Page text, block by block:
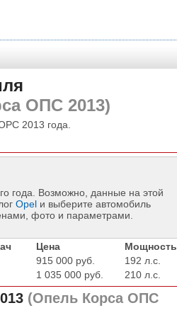
ОПС 2013)
2013 года.
года. Возможно, данные на этой
Opelи выберите автомобиль
фото и параметрами.
Цена
Мощность
915 000 руб.
192 л.с.
1 035 000 руб. 210 л.с.
(Опель Корса ОПС